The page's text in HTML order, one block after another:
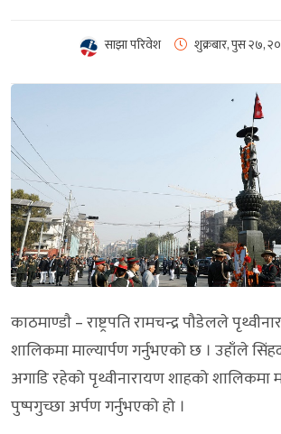
साझा परिवेश शुक्रबार, पुस २७,
काठमाण्डाै – राष्ट्रपति रामचन्द्र पौडेलले
शालिकमा माल्यार्पण गर्नुभएको छ । उहाँले
अगाडि रहेको पृथ्वीनारायण शाहको शालिकमा
पुष्पगुच्छा अर्पण गर्नुभएको हो ।